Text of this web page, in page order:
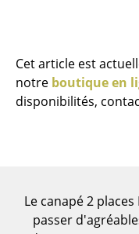
Chaises de
Chaises de
Tables
Cet article est
notre boutique en
disponibilités,
Le canapé 2
passer